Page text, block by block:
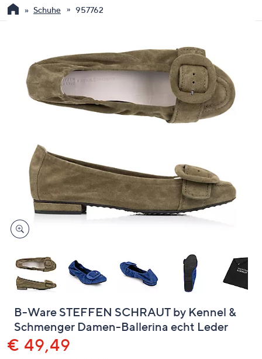
Sie
oben
nach
Touch-
Geräten
links
bzw.
um
diese
anzuzeigen.
Schuhe 957762
B-Ware STEFFEN SCHRAUT by Kennel &
Schmenger Damen-Ballerina echt Leder
Gelöscht
€ 49,49